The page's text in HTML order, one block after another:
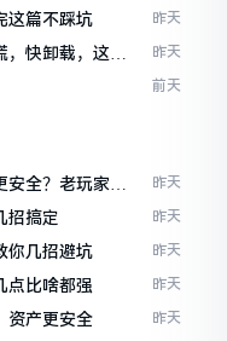
这篇不踩坑 昨天
快卸载，这几
昨天
前天
全？老玩家来
昨天
招搞定 昨天
你几招避坑 昨天
点比啥都强 昨天
资产更安全 昨天